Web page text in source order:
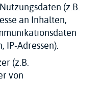
Nutzungsdaten (z.B.
an Inhalten,
IP-Adressen).
(z.B.
von